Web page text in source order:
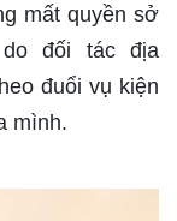
mất quyền sở
đối tác địa
đuổi vụ kiện
mình.